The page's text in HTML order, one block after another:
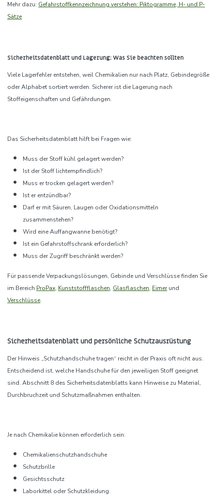
Mehr dazu: Gefahrstoffkennzeichnung verstehen: Piktogramme, H- und P-
Sätze
Sicherheitsdatenblatt und Lagerung: Was Sie beachten sollten
Viele Lagerfehler entstehen, weil Chemikalien nur nach Platz, Gebindegröße
oder Alphabet sortiert werden. Sicherer ist die Lagerung nach
Stoffeigenschaften und Gefährdungen.
Das Sicherheitsdatenblatt hilft bei Fragen wie:
Muss der Stoff kühl gelagert werden?
Ist der Stoff lichtempfindlich?
Muss er trocken gelagert werden?
Ist er entzündbar?
Darf er mit Säuren, Laugen oder Oxidationsmitteln
zusammenstehen?
Wird eine Auffangwanne benötigt?
Ist ein Gefahrstoffschrank erforderlich?
Muss der Zugriff beschränkt werden?
Für passende Verpackungslösungen, Gebinde und Verschlüsse finden Sie
im Bereich ProPax, Kunststoffflaschen, Glasflaschen, Eimerund
Verschlüsse.
Sicherheitsdatenblatt und persönliche Schutzausrüstung
Der Hinweis „Schutzhandschuhe tragen“ reicht in der Praxis oft nicht aus.
Entscheidend ist, welche Handschuhe für den jeweiligen Stoff geeignet
sind. Abschnitt 8 des Sicherheitsdatenblatts kann Hinweise zu Material,
Durchbruchzeit und Schutzmaßnahmen enthalten.
Je nach Chemikalie können erforderlich sein:
Chemikalienschutzhandschuhe
Schutzbrille
Gesichtsschutz
Laborkittel oder Schutzkleidung